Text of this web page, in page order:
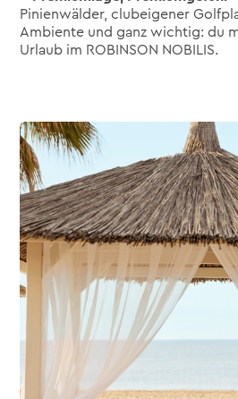
Pinienwälder, clubeigener
Ambiente und ganz wichtig: du
Urlaub im ROBINSON NOBILIS.